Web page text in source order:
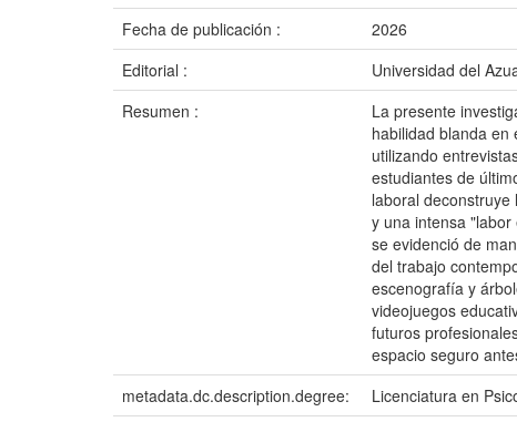
Fecha de publicación :
2026
Editorial :
Universidad del
Resumen :
La presente
habilidad blanda en
utilizando
estudiantes de
laboral
y una intensa
se evidenció de
del trabajo
escenografía y
videojuegos
futuros
espacio seguro
metadata.dc.description.degree:
Licenciatura en